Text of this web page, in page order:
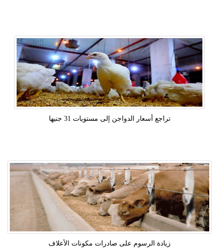
تراجع أسعار الدواجن إلى مستويات 31 جنيها
زيادة الرسوم على صادرات مكونات الأعلاف